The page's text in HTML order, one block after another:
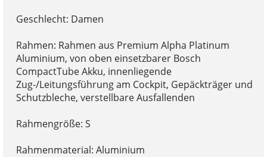
Geschlecht: Damen
Rahmen: Rahmen aus Premium Alpha Platinum
Aluminium, von oben einsetzbarer Bosch
CompactTube Akku, innenliegende
Zug-/Leitungsführung am Cockpit, Gepäckträger und
Schutzbleche, verstellbare Ausfallenden
Rahmengröße: S
Rahmenmaterial: Aluminium